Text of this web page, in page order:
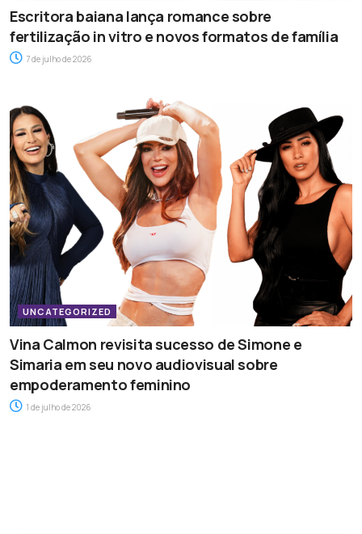
Escritora baiana lança romance sobre
fertilização in vitro e novos formatos de família
7 de julho de 2026
UNCATEGORIZED
Vina Calmon revisita sucesso de Simone e
Simaria em seu novo audiovisual sobre
empoderamento feminino
1 de julho de 2026